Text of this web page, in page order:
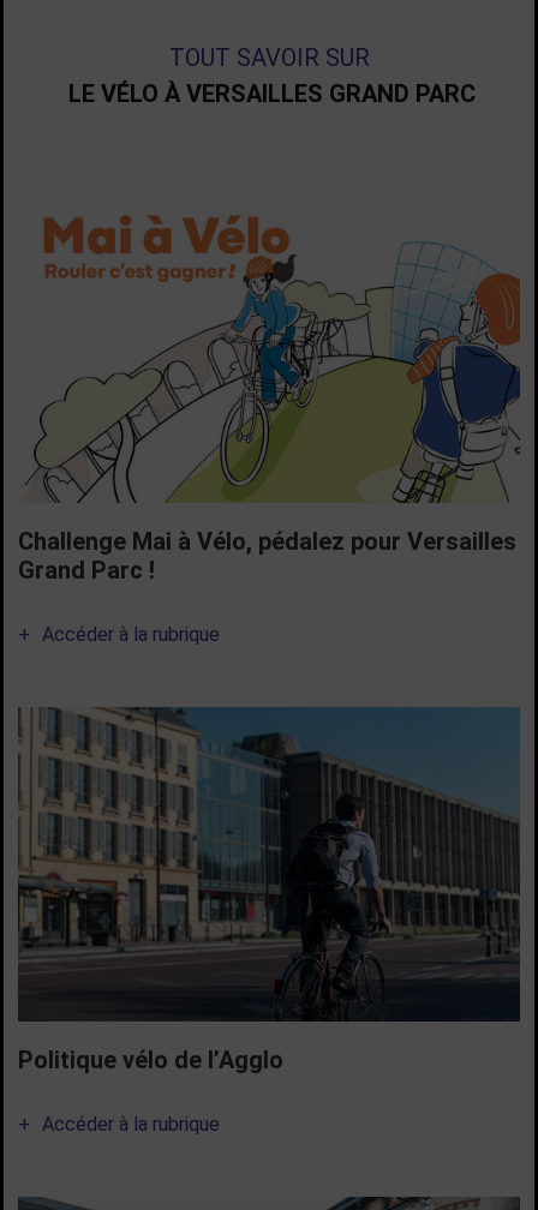
LE VÉLO À VERSAILLES GRAND PARC
TOUT SAVOIR SUR
Challenge Mai à Vélo, pédalez pour Versailles
Grand Parc !
Accéder à la rubrique
Politique vélo de l’Agglo
Accéder à la rubrique